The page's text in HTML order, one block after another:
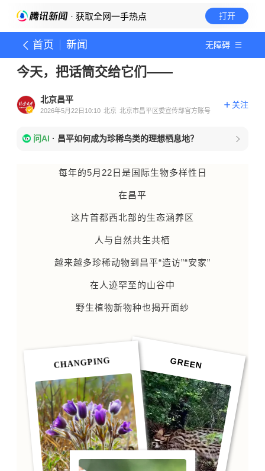
· 获取全网一手热点 打开
首页 新闻 无障碍
今天，把话筒交给它们——
北京昌平
2026年5月22日10:10 北京 北京市昌平区委宣传部官方账号
关注
问AI · 昌平如何成为珍稀鸟类的理想栖息地？
每年的5月22日是国际生物多样性日
在昌平
这片首都西北部的生态涵养区
人与自然共生共栖
越来越多珍稀动物到昌平“造访”“安家”
在人迹罕至的山谷中
野生植物新物种也揭开面纱
CHANGPING GREEN